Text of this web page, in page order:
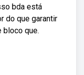
bda está
do que garantir
bloco que.